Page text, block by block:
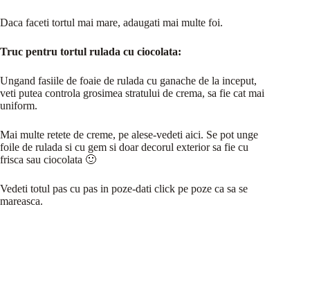
Daca faceti tortul mai mare, adaugati mai multe foi.
Truc pentru tortul rulada cu ciocolata:
Ungand fasiile de foaie de rulada cu ganache de la inceput,
veti putea controla grosimea stratului de crema, sa fie cat mai
uniform.
Mai multe retete de creme, pe alese-vedeti aici. Se pot unge
foile de rulada si cu gem si doar decorul exterior sa fie cu
frisca sau ciocolata 🙂
Vedeti totul pas cu pas in poze-dati click pe poze ca sa se
mareasca.